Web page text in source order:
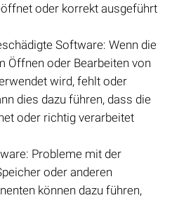
oder korrekt ausgeführt
Software: Wenn die
Öffnen oder Bearbeiten von
wird, fehlt oder
dies dazu führen, dass die
oder richtig verarbeitet
Probleme mit der
oder anderen
können dazu führen,